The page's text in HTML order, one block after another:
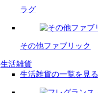
ラグ
その他ファブリック
生活雑貨
生活雑貨の一覧を見る